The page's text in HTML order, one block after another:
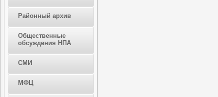
Районный архив
Общественные
обсуждения НПА
СМИ
МФЦ